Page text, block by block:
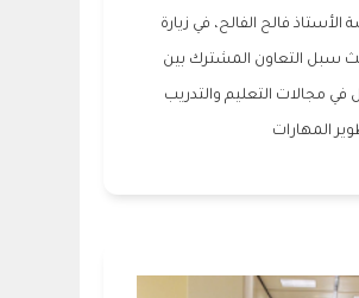
الأستاذ فالح الفالح، في زيارة
سبل التعاون المشترك بين
في مجالات التعليم والتدريب
المهارات